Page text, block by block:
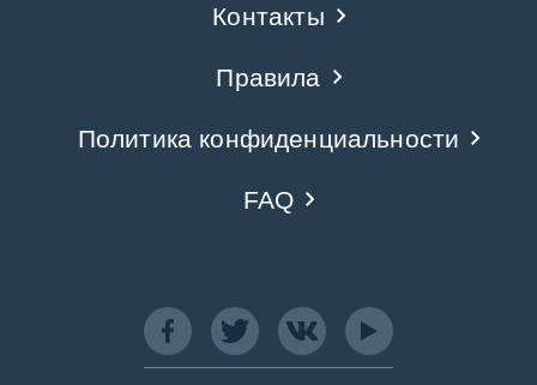
Контакты
Правила
Политика конфиденциальности
FAQ